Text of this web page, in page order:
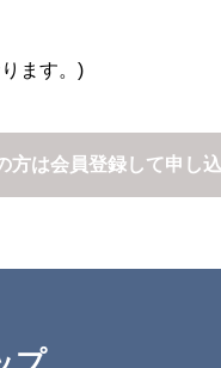
。
人に通知し、または本人が容易
いたしません。
更に同意したものとみなしま
写真、イラスト類、画像、映
ます。)
方は会員登録して申し